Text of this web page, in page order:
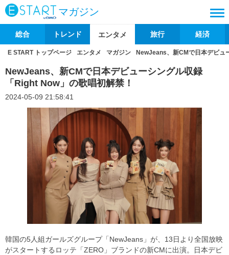
マガジン
総合 トレンド エンタメ 旅行 経済
E START トップページ エンタメ マガジン NewJeans、新CMで日本デビュ
NewJeans、新CMで日本デビューシングル収録
「Right Now」の歌唱初解禁！
2024-05-09 21:58:41
韓国の5人組ガールズグループ「NewJeans」が、13日より全国放映
がスタートするロッテ「ZERO」ブランドの新CMに出演。日本デビ